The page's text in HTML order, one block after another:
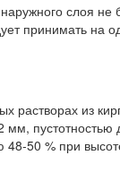
слоя
принимать на
растворах из
48-50 % при